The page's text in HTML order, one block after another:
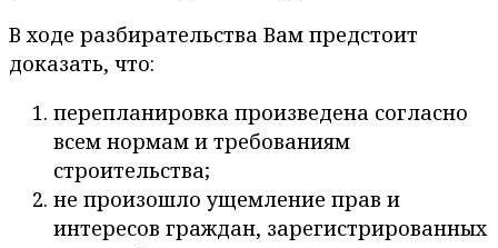
В ходе разбирательства Вам предстоит
доказать, что:
перепланировка произведена согласно
всем нормам и требованиям
строительства;
не произошло ущемление прав и
интересов граждан, зарегистрированных